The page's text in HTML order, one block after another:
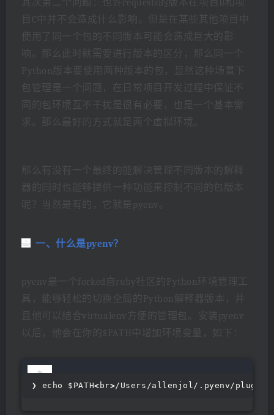
其次第二个问题：也许requests的版本在项目B和项
目C中并不会造成什么影响。但是在某些其他项目中
使用了同一个包的不同版本可能会造成巨大的影
响。那么此时就需要进行版本的区分，那么同一个
Python版本要使用两种版本的包，显然这种场景下
包管理是一个问题，在日常项目开发过程中保证不
同的包环境互不干扰是很有必要，也是一个基本需
求。那么最好的方式就是两个虚拟环境。
那么有没有一个最终的能解决管理不同版本的解释
器的同时也能够提供一种功能来控制不同的包版本
呢？当然是有的，它就是pyenv。
一、什么是pyenv？
pyenv是一个forked自ruby社区的Python环境管理工
具，能够轻松的切换全局的Python解释器版本，并
且他可以结合virtualenv方便的管理包。安装pyenv
以后，他会在你的$PATH中增加环境变量，如下：
❯ echo $PATH< br>/Users/allenjol/.pyenv/